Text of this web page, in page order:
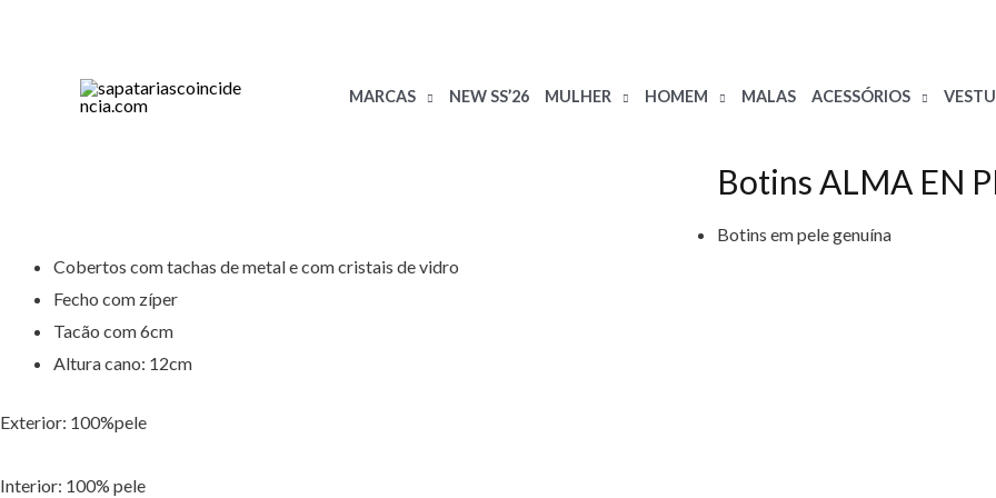
MARCAS NEW SS’26 MULHER HOMEM MALAS ACESSÓRIOS
Botins ALMA EN
Botins em pele genuína
Cobertos com tachas de metal e com cristais de vidro
Fecho com zíper
Tacão com 6cm
Altura cano: 12cm
Exterior: 100%pele
Interior: 100% pele